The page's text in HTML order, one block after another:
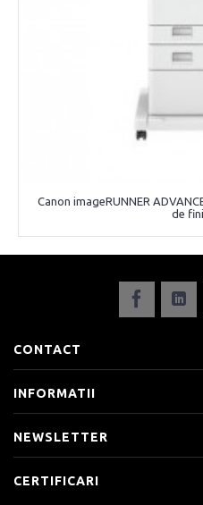
Canon imageRUNNER
de
CONTACT
INFORMATII
NEWSLETTER
CERTIFICARI